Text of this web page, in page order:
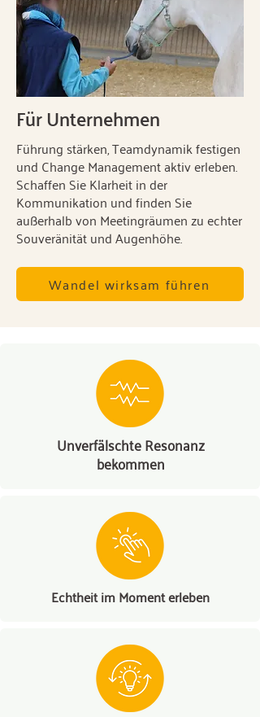
Für Unternehmen
Führung stärken, Teamdynamik festigen
und Change Management aktiv erleben.
Schaffen Sie Klarheit in der
Kommunikation und finden Sie
außerhalb von Meetingräumen zu echter
Souveränität und Augenhöhe.
Wandel wirksam führen
Unverfälschte Resonanz
bekommen
Echtheit im Moment erleben